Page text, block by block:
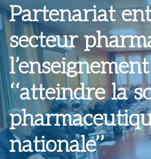
Partenariat
secteur
‘‘atteindre la
nationale’’